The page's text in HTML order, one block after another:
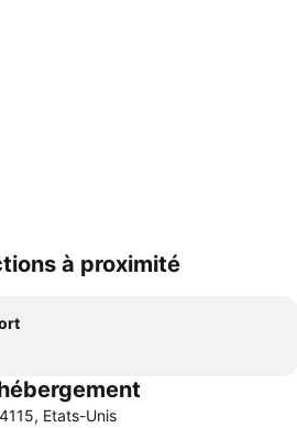
à proximité
Etats-Unis